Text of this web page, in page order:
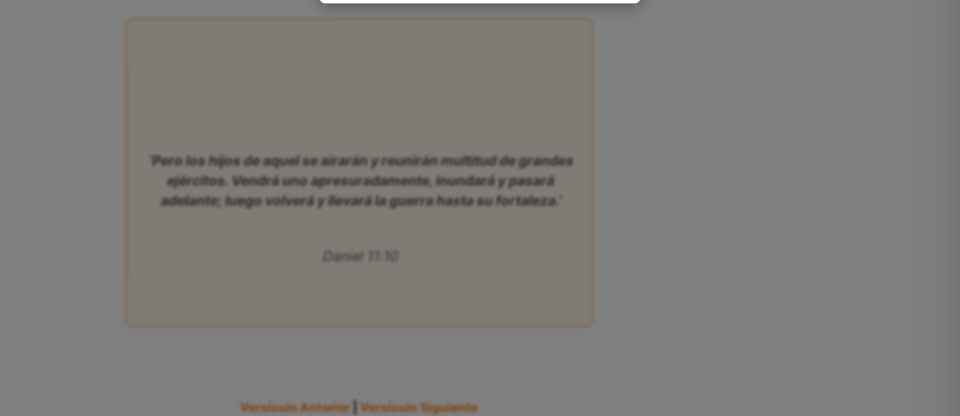
‘Pero los hijos de aquel se airarán y reunirán multitud de grandes
ejércitos. Vendrá uno apresuradamente, inundará y pasará
adelante; luego volverá y llevará la guerra hasta su fortaleza.’
Daniel 11:10
Versículo Anterior |Versículo Siguiente